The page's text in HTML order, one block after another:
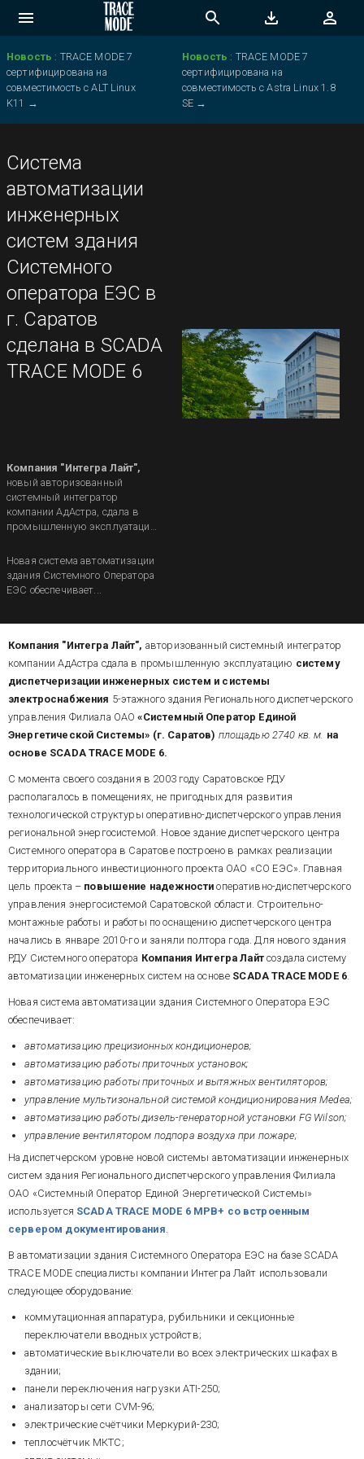
Новость : TRACE MODE 7
сертифицирована на
совместимость с ALT Linux
K11 →
Новость : TRACE MODE 7
сертифицирована на
совместимость с Astra Linux 1.8
SE →
Система
автоматизации
инженерных
систем здания
Системного
оператора ЕЭС в
г. Саратов
сделана в SCADA
TRACE MODE 6
Компания "Интегра Лайт",
новый авторизованный
системный интегратор
компании АдАстра, сдала в
промышленную эксплуатацию
инженерных систем и
системы электроснабжения
здания Регионального
Энергетической Системы»(г.
Саратов)на основе SCADA
Новая система автоматизации
здания Системного Оператора
ЕЭС обеспечивает...
Компания "Интегра Лайт", авторизованный системный интегратор
компании АдАстра сдала в промышленную эксплуатацию систему
диспетчеризации инженерных систем и системы
электроснабжения 5-этажного здания Регионального диспетчерского
управления Филиала ОАО «Системный Оператор Единой
Энергетической Системы» (г. Саратов) площадью 2740 кв. м. на
основе SCADA TRACE MODE 6.
С момента своего создания в 2003 году Саратовское РДУ
располагалось в помещениях, не пригодных для развития
технологической структуры оперативно-диспетчерского управления
региональной энергосистемой. Новое здание диспетчерского центра
Системного оператора в Саратове построено в рамках реализации
территориального инвестиционного проекта ОАО «СО ЕЭС». Главная
цель проекта – повышение надежностиоперативно-диспетчерского
управления энергосистемой Саратовской области. Строительно-
монтажные работы и работы по оснащению диспетчерского центра
начались в январе 2010-го и заняли полтора года. Для нового здания
РДУ Системного оператора Компания Интегра Лайтсоздала систему
автоматизации инженерных систем на основе SCADA TRACE MODE 6.
Новая система автоматизации здания Системного Оператора ЕЭС
обеспечивает:
автоматизацию прецизионных кондиционеров;
автоматизацию работы приточных установок;
автоматизацию работы приточных и вытяжных вентиляторов;
управление мультизональной системой кондиционирования Medea;
автоматизацию работы дизель-генераторной установки FG Wilson;
управление вентилятором подпора воздуха при пожаре;
На диспетчерском уровне новой системы автоматизации инженерных
систем здания Регионального диспетчерского управления Филиала
ОАО «Системный Оператор Единой Энергетической Системы»
используется SCADA TRACE MODE 6 МРВ+ со встроенным
сервером документирования.
В автоматизации здания Системного Оператора ЕЭС на базе SCADA
TRACE MODE специалисты компании Интегра Лайт использовали
следующее оборудование:
коммутационная аппаратура, рубильники и секционные
переключатели вводных устройств;
автоматические выключатели во всех электрических шкафах в
здании;
панели переключения нагрузки ATI-250;
анализаторы сети CVM-96;
электрические счётчики Меркурий-230;
теплосчётчик МКТС;